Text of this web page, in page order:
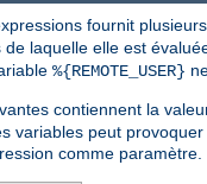
fournit
de laquelle elle est
%{REMOTE_USER}
contiennent la
variables peut
comme paramètre.